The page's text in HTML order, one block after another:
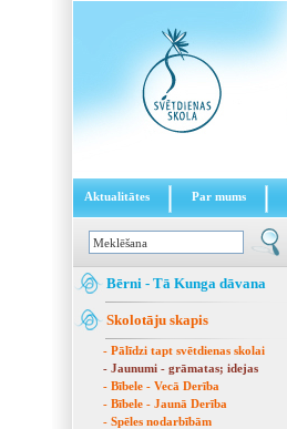
Aktualitātes Par mums
Bērni - Tā Kunga dāvana
Skolotāju skapis
- Pālīdzi tapt svētdienas skolai
- Jaunumi - grāmatas; idejas
- Bībele - Vecā Derība
- Bībele - Jaunā Derība
- Spēles nodarbībām